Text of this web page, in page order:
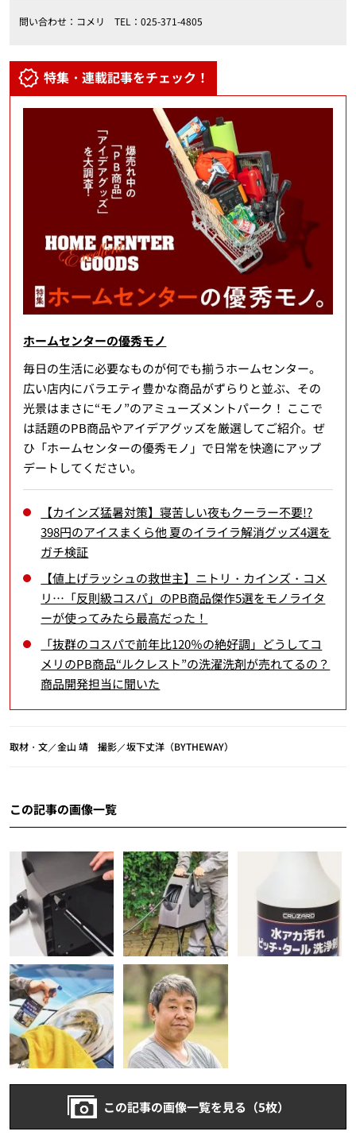
問い合わせ：コメリ TEL：025-371-4805
特集・連載記事をチェック！
ホームセンターの優秀モノ
毎日の生活に必要なものが何でも揃うホームセンター。
広い店内にバラエティ豊かな商品がずらりと並ぶ、その
光景はまさに“モノ”のアミューズメントパーク！ ここで
は話題のPB商品やアイデアグッズを厳選してご紹介。ぜ
ひ「ホームセンターの優秀モノ」で日常を快適にアップ
デートしてください。
【カインズ猛暑対策】寝苦しい夜もクーラー不要!?
398円のアイスまくら他 夏のイライラ解消グッズ4選を
ガチ検証
【値上げラッシュの救世主】ニトリ・カインズ・コメ
リ…「反則級コスパ」のPB商品傑作5選をモノライタ
ーが使ってみたら最高だった！
「抜群のコスパで前年比120％の絶好調」どうしてコ
メリのPB商品“ルクレスト”の洗濯洗剤が売れてるの？
商品開発担当に聞いた
取材・文／金山 靖 撮影／坂下丈洋（BYTHEWAY）
この記事の画像一覧
この記事の画像一覧を見る（5枚）